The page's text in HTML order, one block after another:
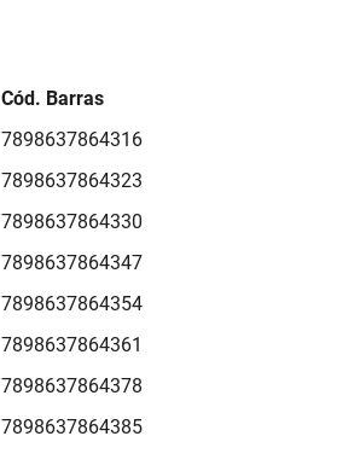
Cód. Barras
7898637864316
7898637864323
7898637864330
7898637864347
7898637864354
7898637864361
7898637864378
7898637864385